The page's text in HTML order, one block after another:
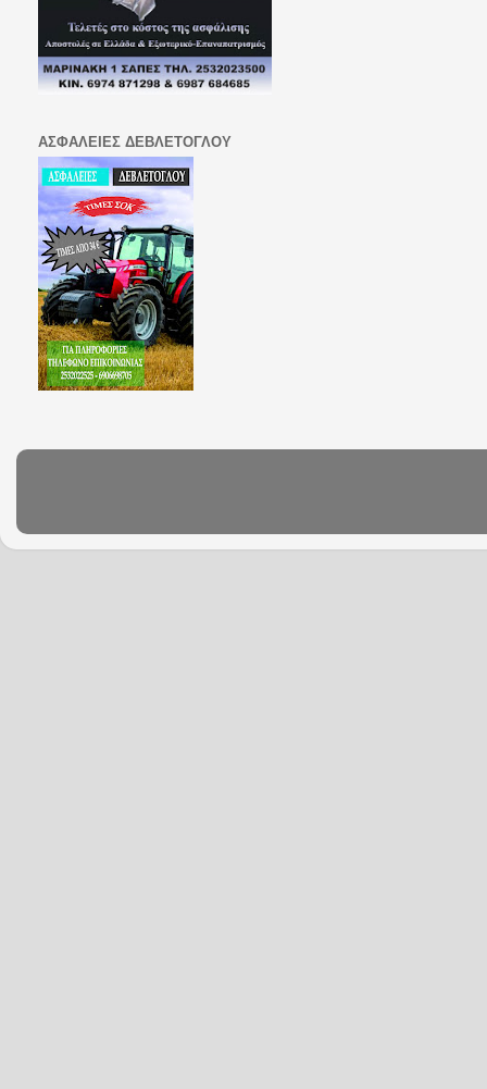
ΑΣΦΑΛΕΙΕΣ ΔΕΒΛΕΤΟΓΛΟΥ